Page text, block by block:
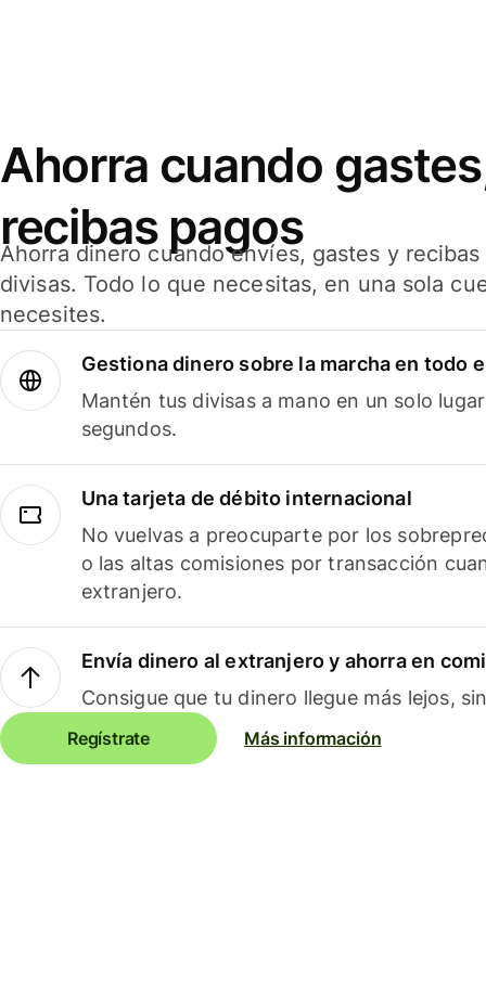
Ahorra cuando
recibas pagos
Ahorra dinero cuando envíes, gastes y
divisas. Todo lo que necesitas, en una sola
necesites.
Gestiona dinero sobre la marcha en todo
Mantén tus divisas a mano en un solo
segundos.
Una tarjeta de débito internacional
No vuelvas a preocuparte por los
o las altas comisiones por transacción
extranjero.
Envía dinero al extranjero y ahorra en
Consigue que tu dinero llegue más lejos,
Regístrate Más información